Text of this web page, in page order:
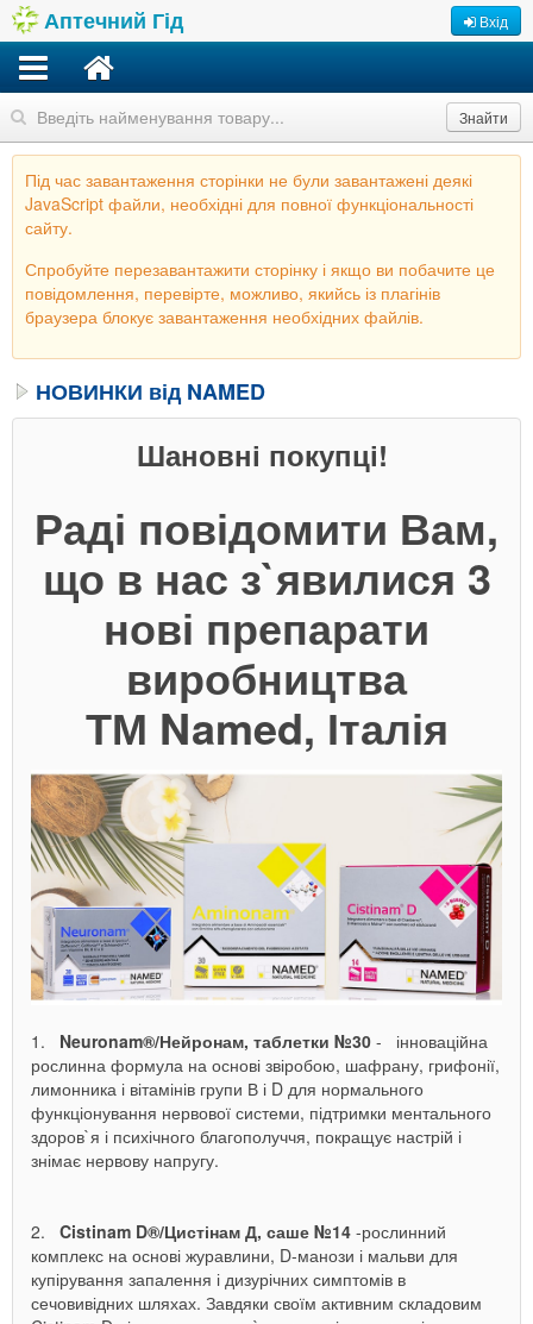
Аптечний Гід Вхід
Знайти
Під час завантаження сторінки не були завантажені деякі
JavaScript файли, необхідні для повної функціональності
сайту.
Спробуйте перезавантажити сторінку і якщо ви побачите це
повідомлення, перевірте, можливо, якийсь із плагінів
браузера блокує завантаження необхідних файлів.
НОВИНКИ від NAMED
Шановні покупці!
Раді повідомити Вам,
що в нас з`явилися 3
нові препарати
виробництва
ТМ Named, Італія
1. Neuronam®/Нейронам, таблетки №30 -
інноваційна
рослинна формула на основі звіробою, шафрану, грифонії,
лимонника і вітамінів групи В і D для нормального
функціонування нервової системи, підтримки ментального
здоров`я і психічного благополуччя, покращує настрій і
знімає нервову напругу.
2. Cistinam D®/Цистінам Д, саше №14 -рослинний
комплекс на основі журавлини, D-манози і мальви для
купірування запалення і дизурічних симптомів в
сечовивідних шляхах. Завдяки своїм активним складовим